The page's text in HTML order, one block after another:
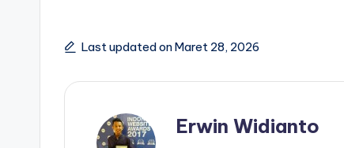
Last updated on Maret 28, 2026
Erwin Widianto